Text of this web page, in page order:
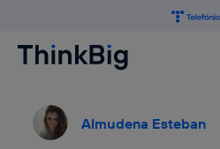
Almudena Esteban